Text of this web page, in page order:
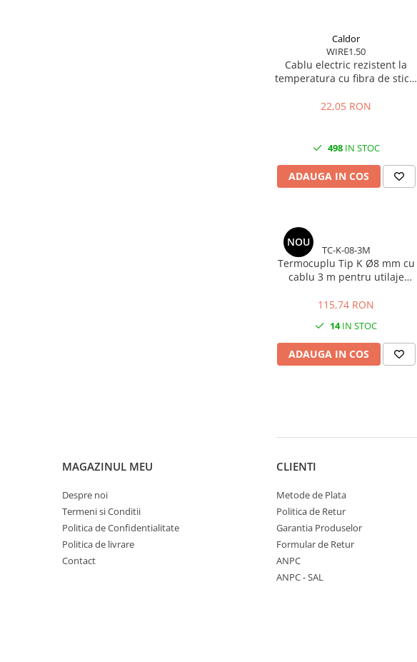
Piese & accesorii
Componente electrice
Cabluri de alimentare
Senzori de presiune și debit
Caldor
WIRE1.50
Cablu electric rezistent la
temperatura cu fibra de sticla
22,05 RON
498IN STOC
ADAUGA IN COS
NOU
TC-K-08-3M
Termocuplu Tip K Ø8 mm cu
cablu 3 m pentru utilaje
115,74 RON
14IN STOC
ADAUGA IN COS
MAGAZINUL MEU
Despre noi
Termeni si Conditii
Politica de Confidentialitate
Politica de livrare
Contact
CLIENTI
Metode de Plata
Politica de Retur
Garantia Produselor
Formular de Retur
ANPC
ANPC - SAL